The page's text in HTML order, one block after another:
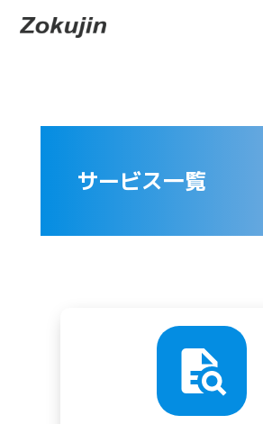
サービス一覧